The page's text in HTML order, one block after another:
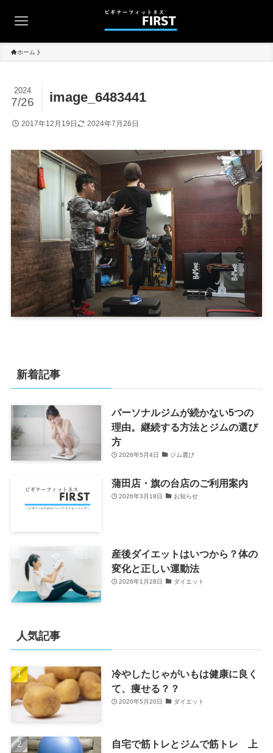
ホーム
image_6483441
2024
7/26
2017年12月19日 2024年7月26日
新着記事
パーソナルジムが続かない5つの
理由。継続する方法とジムの選び
方
2026年5月4日 ジム選び
蒲田店・旗の台店のご利用案内
2026年3月18日 お知らせ
産後ダイエットはいつから？体の
変化と正しい運動法
2026年1月28日 ダイエット
人気記事
冷やしたじゃがいもは健康に良く
て、痩せる？？
2020年5月20日 ダイエット
自宅で筋トレとジムで筋トレ 上